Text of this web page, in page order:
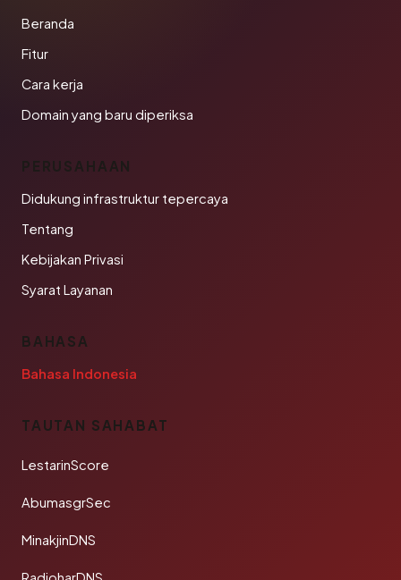
Beranda
Fitur
Cara kerja
Domain yang baru diperiksa
PERUSAHAAN
Didukung infrastruktur tepercaya
Tentang
Kebijakan Privasi
Syarat Layanan
BAHASA
Bahasa Indonesia
TAUTAN SAHABAT
LestarinScore
AbumasgrSec
MinakjinDNS